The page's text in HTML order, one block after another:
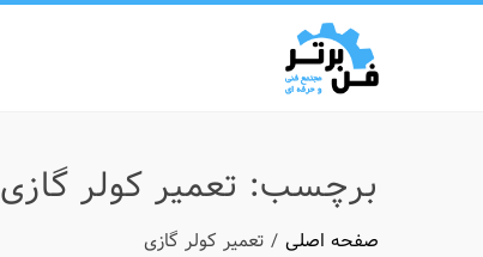
برچسب: تعمیر کولر گازی
صفحه اصلی تعمیر کولر گازی